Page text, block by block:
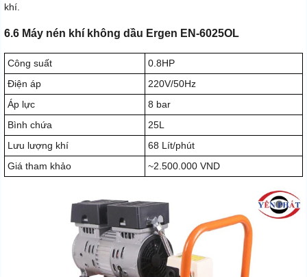
khí.
6.6 Máy nén khí không dầu Ergen EN-6025OL
Công suất
0.8HP
Điện áp
220V/50Hz
Áp lực
8 bar
Bình chứa
25L
Lưu lượng khí
68 Lít/phút
Giá tham khảo
~2.500.000 VND